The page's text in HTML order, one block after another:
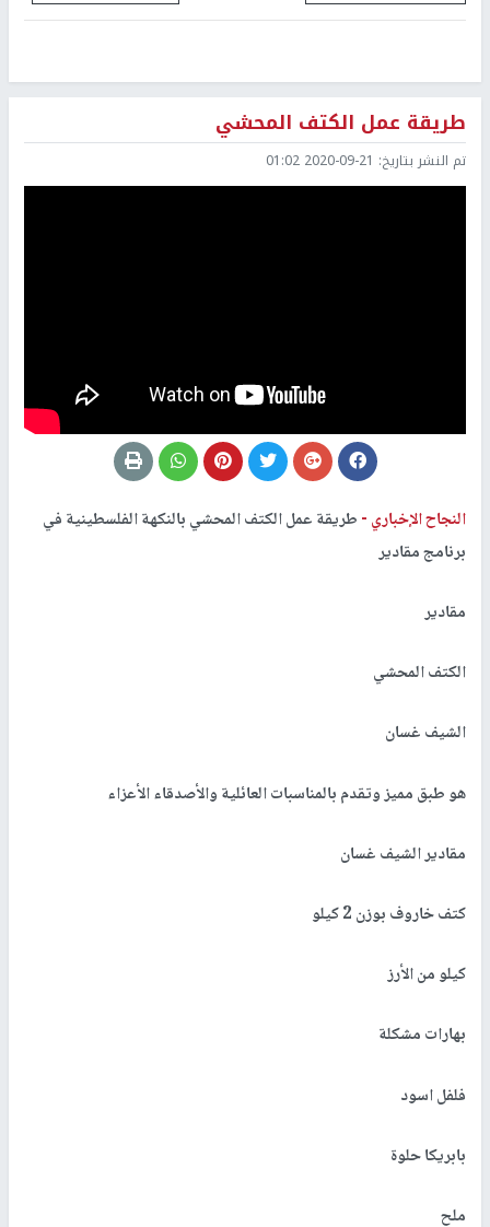
طريقة عمل الكتف المحشي
تم النشر بتاريخ: 2020-09-21 01:02
النجاح الإخباري -طريقة عمل الكتف المحشي بالنكهة الفلسطينية في
برنامج مقادير
مقادير
الكتف المحشي
الشيف غسان
هو طبق مميز وتقدم بالمناسبات العائلية والأصدقاء الأعزاء
مقادير الشيف غسان
كتف خاروف بوزن 2 كيلو
كيلو من الأرز
بهارات مشكلة
فلفل اسود
بابريكا حلوة
ملح